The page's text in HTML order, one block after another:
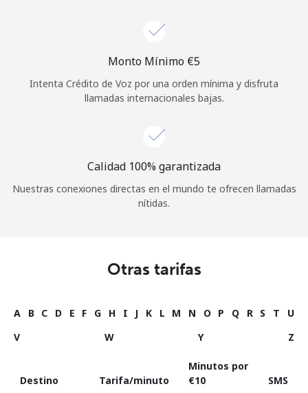
Monto Mínimo ⁦€5⁩
Intenta Crédito de Voz por una orden mínima y disfruta
llamadas internacionales bajas.
Calidad 100% garantizada
Nuestras conexiones directas en el mundo te ofrecen llamadas
nítidas.
Otras tarifas
A B C D E F G H I J K L M N O P Q R S T
U
V
W Y Z
Destino Tarifa/minuto
Minutos por
⁦€10⁩
SMS